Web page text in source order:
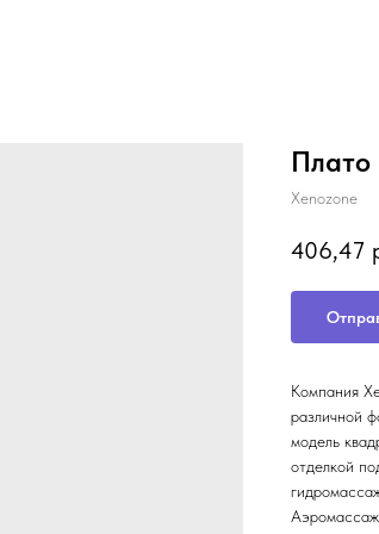
Плато
Xenozone
406,47
Компания
различной
модель
отделкой